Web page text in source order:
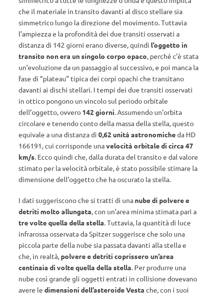
che il materiale in transito davanti al disco stellare sia
simmetrico lungo la direzione del movimento. Tuttavia
l’ampiezza e la profondità dei due transiti osservati a
distanza di 142 giorni erano diverse, quindi l’oggetto in
transito non era un singolo corpo opaco, perché c’è stata
un’evoluzione da un passaggio al successivo, e poi manca la
fase di “plateau” tipica dei corpi opachi che transitano
davanti ai dischi stellari. I tempi dei due transiti osservati
in ottico pongono un vincolo sul periodo orbitale
dell’oggetto, ovvero 142 giorni. Assumendo un’orbita
circolare e tenendo conto della massa della stella, questo
equivale a una distanza di 0,62 unità astronomicheda HD
166191, cui corrisponde unavelocità orbitale di circa 47
km/s. Ecco quindi che, dalla durata del transito e dal valore
stimato per la velocità orbitale, è stato possibile stimare la
dimensione dell’oggetto che ha oscurato la stella.
I dati suggeriscono che si tratti di una nube di polvere e
detriti molto allungata, con un’area minima stimata pari a
tre volte quella della stella. Tuttavia, la quantità di luce
infrarossa osservata da Spitzer suggerisce che solo una
piccola parte della nube sia passata davanti alla stella e
che, in realtà, polvere e detriti coprissero un’area
centinaia di volte quella della stella. Per produrre una
nube così grande gli oggetti entrati in collisione dovevano
avere le dimensioni dell’asteroide Vesta che, con i suoi